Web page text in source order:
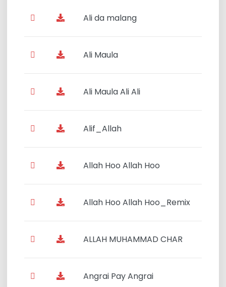
Ali da malang
Ali Maula
Ali Maula Ali Ali
Alif_Allah
Allah Hoo Allah Hoo
Allah Hoo Allah Hoo_Remix
ALLAH MUHAMMAD CHAR
Angrai Pay Angrai